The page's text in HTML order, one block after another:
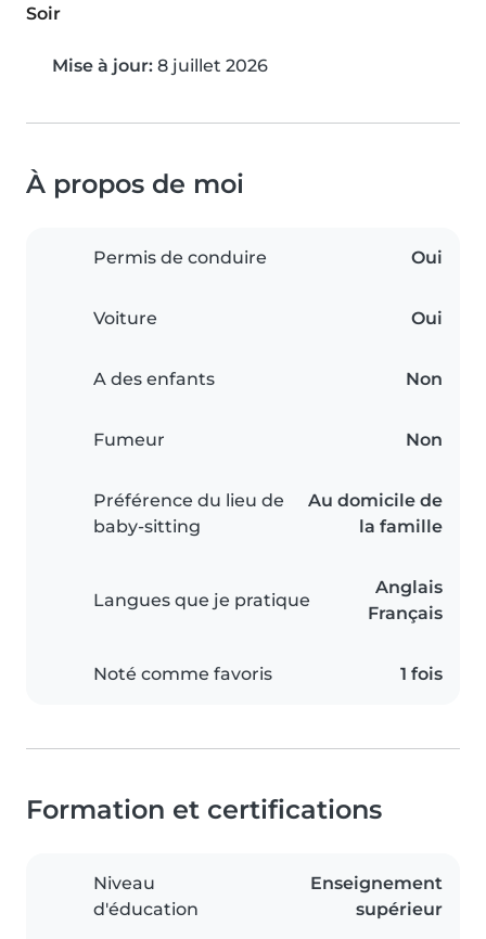
Soir
Mise à jour: 8 juillet 2026
À propos de moi
Permis de conduire Oui
Voiture Oui
A des enfants Non
Fumeur Non
Préférence du lieu de
baby-sitting
Au domicile de
la famille
Langues que je pratique
Anglais
Français
Noté comme favoris 1 fois
Formation et certifications
Niveau
d'éducation
Enseignement
supérieur